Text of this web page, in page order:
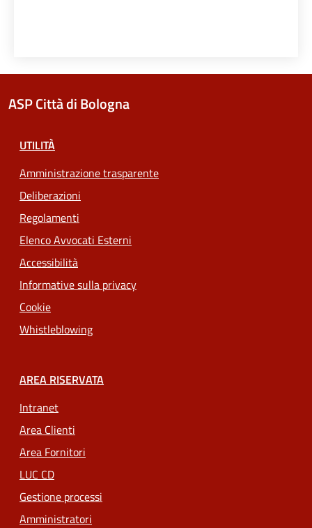
ASP Città di Bologna
UTILITÀ
Amministrazione trasparente
Deliberazioni
Regolamenti
Elenco Avvocati Esterni
Accessibilità
Informative sulla privacy
Cookie
Whistleblowing
AREA RISERVATA
Intranet
Area Clienti
Area Fornitori
LUC CD
Gestione processi
Amministratori